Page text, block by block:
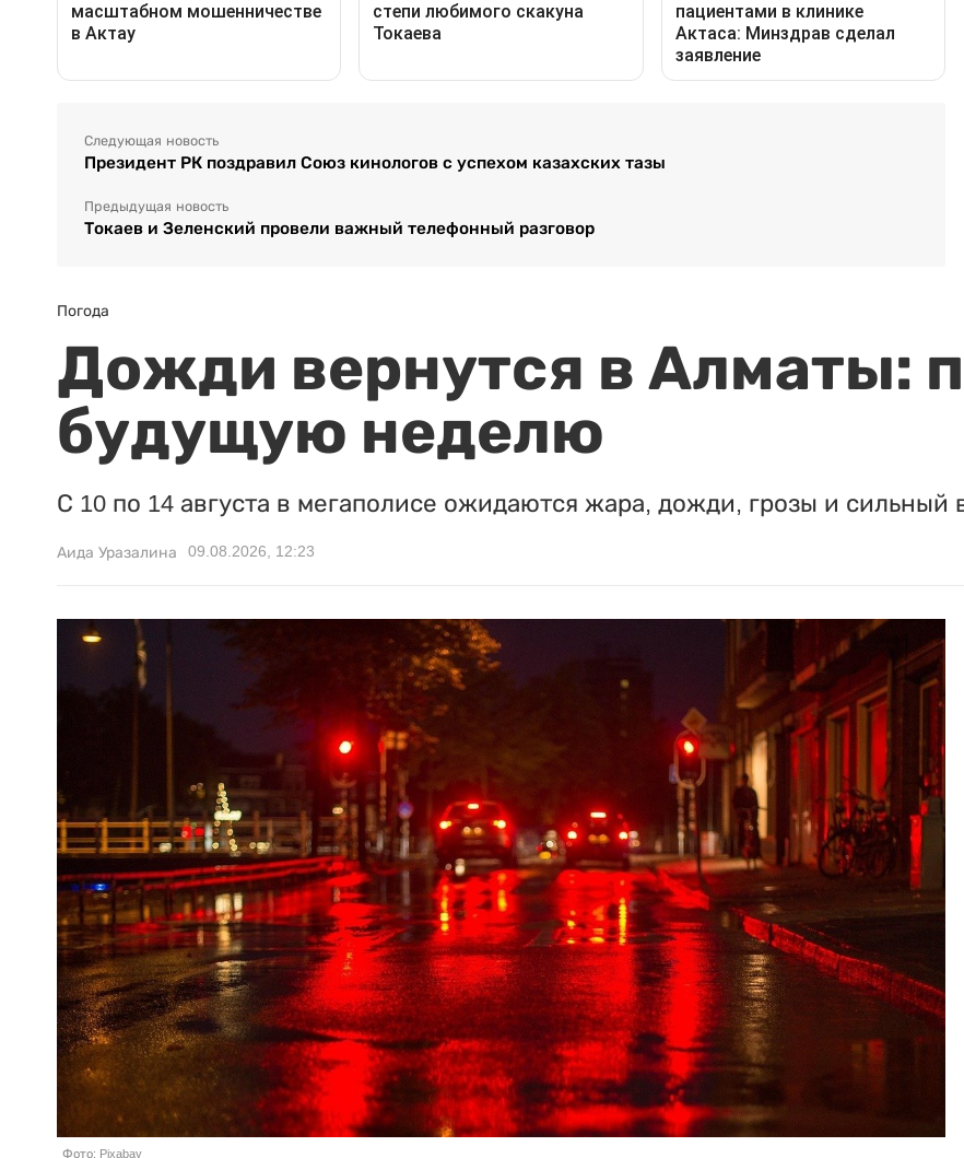
Следующая новость
Президент РК поздравил Союз кинологов с успехом казахских тазы
Предыдущая новость
Токаев и Зеленский провели важный телефонный разговор
Погода
Дожди вернутся в Алматы:
будущую неделю
С 10 по 14 августа в мегаполисе ожидаются жара, дожди, грозы и сильный
Аида Уразалина 09.08.2026, 12:23
Фото: Pixabay